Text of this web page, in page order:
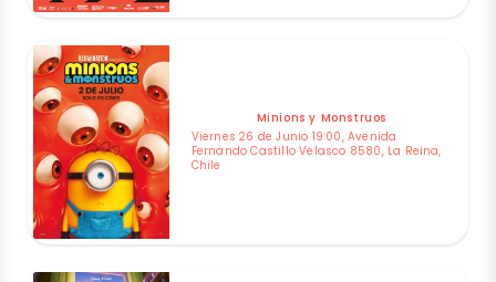
Minions y Monstruos
Viernes 26 de Junio 19:00, Avenida
Fernando Castillo Velasco 8580, La Reina,
Chile